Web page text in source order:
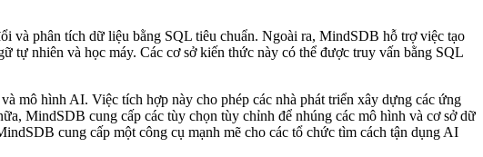
và phân tích dữ liệu bằng SQL tiêu chuẩn. Ngoài ra, MindSDB hỗ trợ việc tạo
tự nhiên và học máy. Các cơ sở kiến ​​thức này có thể được truy vấn bằng SQL
mô hình AI. Việc tích hợp này cho phép các nhà phát triển xây dựng các ứng
MindSDB cung cấp các tùy chọn tùy chỉnh để nhúng các mô hình và cơ sở dữ
cung cấp một công cụ mạnh mẽ cho các tổ chức tìm cách tận dụng AI